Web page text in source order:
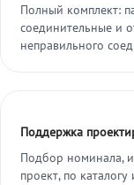
Полный комплект:
соединительные и
неправильного
Поддержка
Подбор номинала,
проект, по